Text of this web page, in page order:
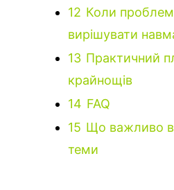
12 Коли
вирішувати
13 Практичний
крайнощів
14 FAQ
15 Що важливо
теми